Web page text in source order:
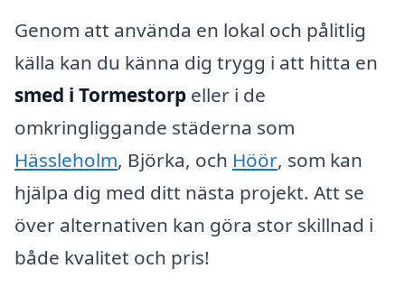
Genom att använda en lokal och pålitlig
källa kan du känna dig trygg i att hitta en
smed i Tormestorp eller i de
omkringliggande städerna som
Hässleholm, Björka, och Höör, som kan
hjälpa dig med ditt nästa projekt. Att se
över alternativen kan göra stor skillnad i
både kvalitet och pris!